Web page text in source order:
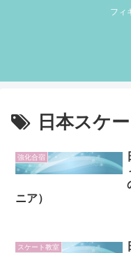
フィ
日本スケ
強化合宿
ニア）
スケート教室